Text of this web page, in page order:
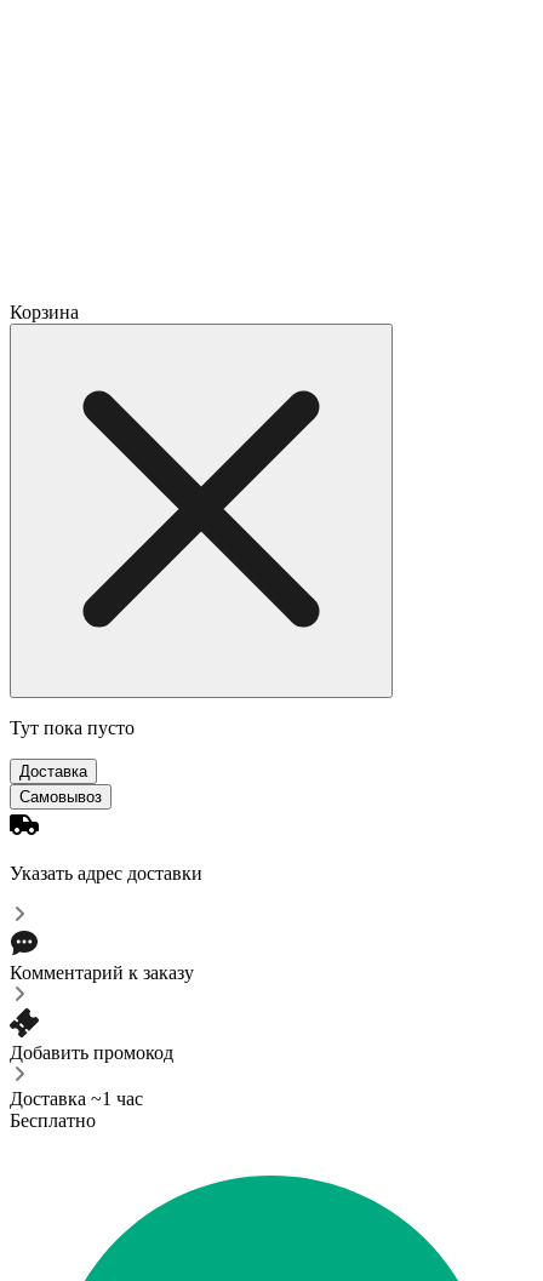
Корзина
Тут пока пусто
Доставка
Самовывоз
Указать адрес доставки
Комментарий к заказу
Добавить промокод
Доставка ~1 час
Бесплатно